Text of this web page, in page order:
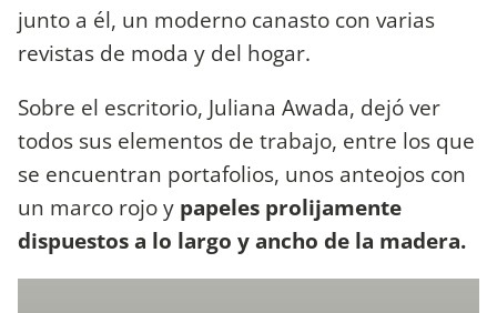
junto a él, un moderno canasto con varias
revistas de moda y del hogar.
Sobre el escritorio, Juliana Awada, dejó ver
todos sus elementos de trabajo, entre los que
se encuentran portafolios, unos anteojos con
un marco rojo y papeles prolijamente
dispuestos a lo largo y ancho de la madera.